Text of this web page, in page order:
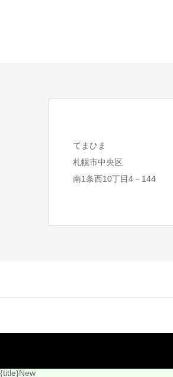
てまひま
札幌市中央区
南1条西10丁目4－144
{title}New